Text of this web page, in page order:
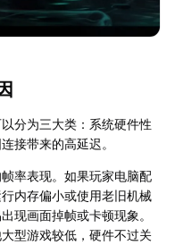
分为三大类：系统硬件性
接带来的高延迟。
率表现。如果玩家电脑配
内存偏小或使用老旧机械
现画面掉帧或卡顿现象。
型游戏较低，硬件不过关